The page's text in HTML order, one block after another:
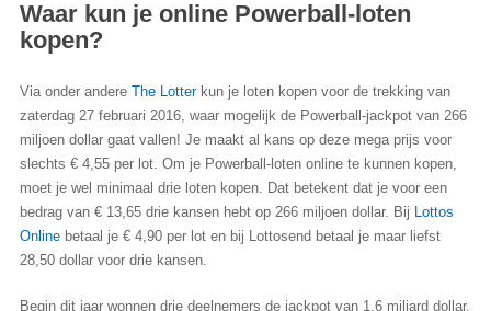
Waar kun je online Powerball-loten
kopen?
Via onder andere The Lotterkun je loten kopen voor de trekking van
zaterdag 27 februari 2016, waar mogelijk de Powerball-jackpot van 266
miljoen dollar gaat vallen! Je maakt al kans op deze mega prijs voor
slechts € 4,55 per lot. Om je Powerball-loten online te kunnen kopen,
moet je wel minimaal drie loten kopen. Dat betekent dat je voor een
bedrag van € 13,65 drie kansen hebt op 266 miljoen dollar. Bij Lottos
Onlinebetaal je € 4,90 per lot en bij Lottosend betaal je maar liefst
28,50 dollar voor drie kansen.
Begin dit jaar wonnen drie deelnemers de jackpot van 1,6 miljard dollar,